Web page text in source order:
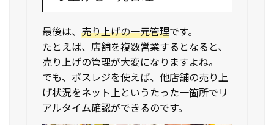
最後は、 売り上げの一元管理です。
たとえば、店舗を複数営業するとなると、
売り上げの管理が大変になりますよね。
でも、ポスレジを使えば、他店舗の売り上
げ状況をネット上というたった一箇所でリ
アルタイム確認ができるのです。